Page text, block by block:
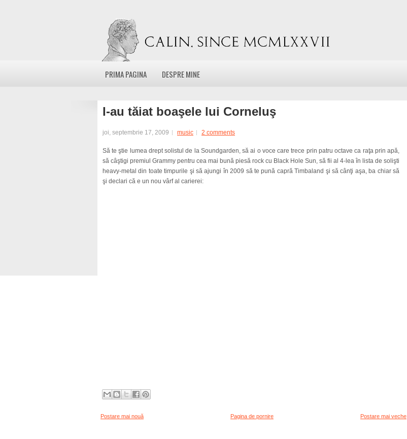
PRIMA PAGINA DESPRE MINE
I-au tăiat boaşele lui Corneluş
joi, septembrie 17, 2009 music 2 comments
Să te ştie lumea drept solistul de la Soundgarden, să ai o voce care trece prin patru octave ca raţa prin apă,
să câştigi premiul Grammy pentru cea mai bună piesă rock cu Black Hole Sun, să fii al 4-lea în lista de solişti
heavy-metal din toate timpurile şi să ajungi în 2009 să te pună capră Timbaland şi să cânţi aşa, ba chiar să
şi declari că e un nou vârf al carierei:
Postare mai nouă Postare mai veche
Pagina de pornire